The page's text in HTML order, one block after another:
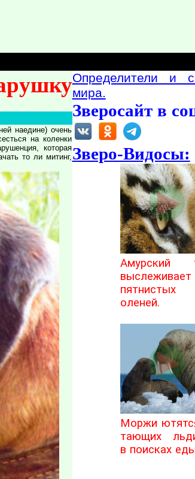
наедине) очень
на коленки
которая
то ли митинг,
Определители и
мира.
Зверосайт в
Зверо-Видосы:
Амурский
выслеживает
пятнистых
оленей.
Моржи
тающих
в поисках